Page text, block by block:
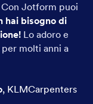
Jotform puoi
hai bisogno di
Lo adoro e
molti anni a
, KLMCarpenters